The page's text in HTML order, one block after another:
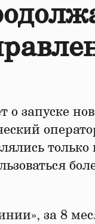
запуске
за 8